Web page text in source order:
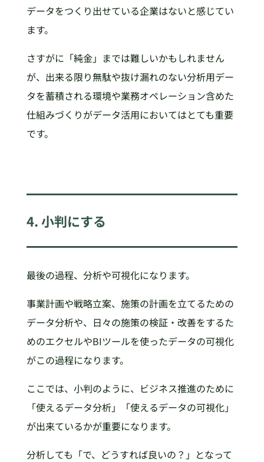
データをつくり出せている企業はないと感じてい
ます。
さすがに「純金」までは難しいかもしれません
が、出来る限り無駄や抜け漏れのない分析用デー
タを蓄積される環境や業務オペレーション含めた
仕組みづくりがデータ活用においてはとても重要
です。
4. 小判にする
最後の過程、分析や可視化になります。
事業計画や戦略立案、施策の計画を立てるための
データ分析や、日々の施策の検証・改善をするた
めのエクセルやBIツールを使ったデータの可視化
がこの過程になります。
ここでは、小判のように、ビジネス推進のために
「使えるデータ分析」「使えるデータの可視化」
が出来ているかが重要になります。
分析しても「で、どうすれば良いの？」となって